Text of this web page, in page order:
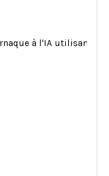
à l'IA utilisant